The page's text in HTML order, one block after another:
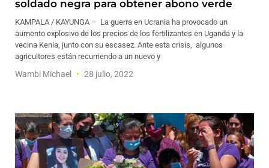
soldado negra para obtener abono verde
KAMPALA / KAYUNGA – La guerra en Ucrania ha provocado un
aumento explosivo de los precios de los fertilizantes en Uganda y la
vecina Kenia, junto con su escasez. Ante esta crisis, algunos
agricultores están recurriendo a un nuevo y
Wambi Michael 28 julio, 2022